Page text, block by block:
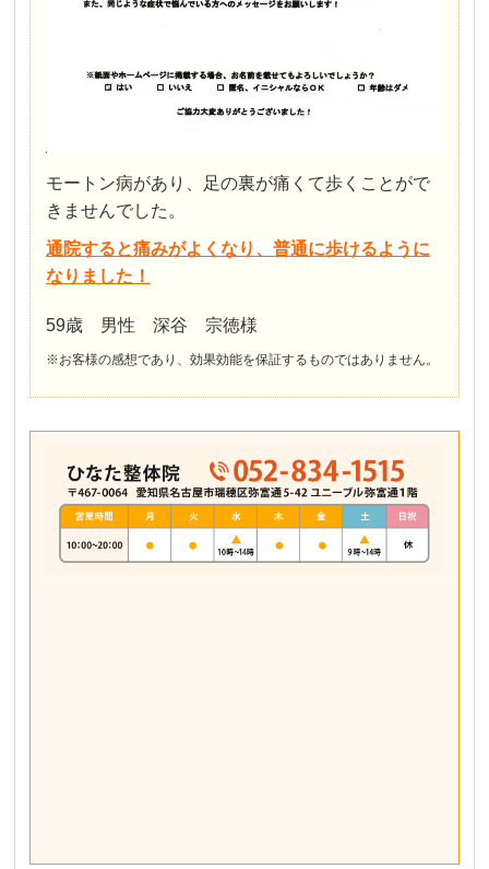
モートン病があり、足の裏が痛くて歩くことがで
きませんでした。
通院すると痛みがよくなり、普通に歩けるように
なりました！
59歳 男性 深谷 宗徳様
※お客様の感想であり、効果効能を保証するものではありません。